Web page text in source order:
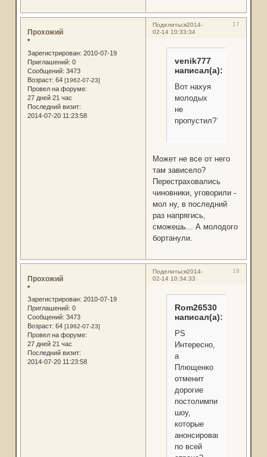
Поделиться 17
2014-
02-14 10:33:34
Прохожий
*
Зарегистрирован: 2010-07-19
Приглашений: 0
Сообщений: 3473
Возраст: 64 [1962-07-23]
Провел на форуме:
27 дней 21 час
Последний визит:
2014-07-20 11:23:58
venik777
написал(а):
Вот нахуя
молодых
не
пропустил?????
Может не все от него
там зависело?
Перестраховались
чиновники, уговорили -
мол ну, в последний
раз напрягись,
сможешь... А молодого
бортанули.
Поделиться 18
2014-
02-14 10:34:33
Прохожий
*
Зарегистрирован: 2010-07-19
Приглашений: 0
Сообщений: 3473
Возраст: 64 [1962-07-23]
Провел на форуме:
27 дней 21 час
Последний визит:
2014-07-20 11:23:58
Rom26530
написал(а):
PS
Интересно,
а
Плющенко
отменит
дорогие
постолимпийские
шоу,
которые
анонсированы
по всей